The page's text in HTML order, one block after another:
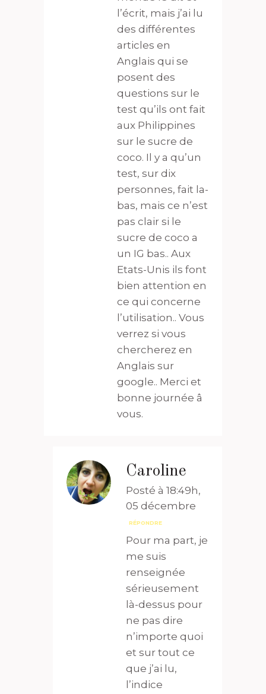
l’écrit, mais j’ai lu
des différentes
articles en
Anglais qui se
posent des
questions sur le
test qu’ils ont fait
aux Philippines
sur le sucre de
coco. Il y a qu’un
test, sur dix
personnes, fait la-
bas, mais ce n’est
pas clair si le
sucre de coco a
un IG bas.. Aux
Etats-Unis ils font
bien attention en
ce qui concerne
l’utilisation.. Vous
verrez si vous
chercherez en
Anglais sur
google.. Merci et
bonne journée â
vous.
Caroline
Posté à 18:49h,
05 décembre
RÉPONDRE
Pour ma part, je
me suis
renseignée
sérieusement
là-dessus pour
ne pas dire
n’importe quoi
et sur tout ce
que j’ai lu,
l’indice